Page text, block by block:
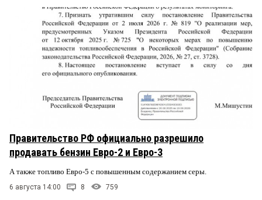
Правительство РФ официально разрешило
продавать бензин Евро-2 и Евро-3
А также топливо Евро-5 с повышенным содержанием серы.
6 августа 14:00 8 759